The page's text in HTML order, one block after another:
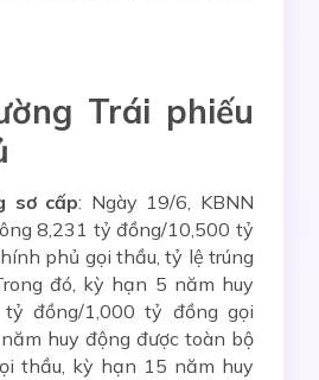
Trái phiếu
sơ cấp: Ngày 19/6, KBNN
8,231 tỷ đồng/10,500 tỷ
phủ gọi thầu, tỷ lệ trúng
đó, kỳ hạn 5 năm huy
đồng/1,000 tỷ đồng gọi
huy động được toàn bộ
thầu, kỳ hạn 15 năm huy